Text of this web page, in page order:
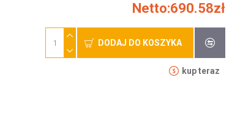
Netto:690.58zł
DODAJ DO KOSZYKA
kup teraz